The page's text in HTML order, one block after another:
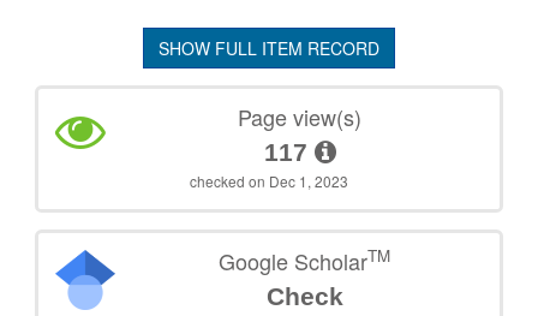
SHOW FULL ITEM RECORD
Page view(s)
117
checked on Dec 1, 2023
Google ScholarTM
Check